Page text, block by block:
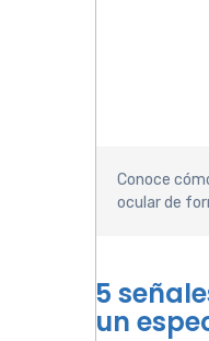
Conoce
ocular de
5
un